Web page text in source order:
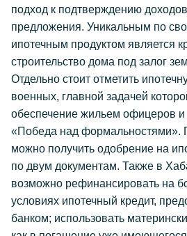
подход к подтверждению
предложения. Уникальным по
ипотечным продуктом является
строительство дома под залог
Отдельно стоит отметить
военных, главной задачей
обеспечение жильем офицеров и
«Победа над формальностями».
можно получить одобрение на
по двум документам. Также в
возможно рефинансировать на
условиях ипотечный кредит,
банком; использовать